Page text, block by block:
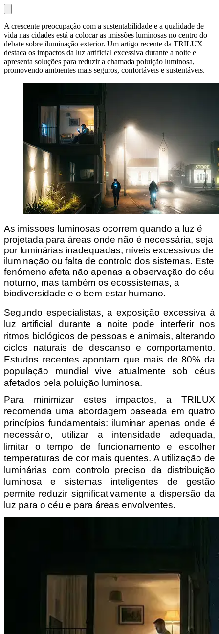
A crescente preocupação com a sustentabilidade e a qualidade de
vida nas cidades está a colocar as imissões luminosas no centro do
debate sobre iluminação exterior. Um artigo recente da TRILUX
destaca os impactos da luz artificial excessiva durante a noite e
apresenta soluções para reduzir a chamada poluição luminosa,
promovendo ambientes mais seguros, confortáveis e sustentáveis.
As imissões luminosas ocorrem quando a luz é
projetada para áreas onde não é necessária, seja
por luminárias inadequadas, níveis excessivos de
iluminação ou falta de controlo dos sistemas. Este
fenómeno afeta não apenas a observação do céu
noturno, mas também os ecossistemas, a
biodiversidade e o bem-estar humano.
Segundo especialistas, a exposição excessiva à
luz artificial durante a noite pode interferir nos
ritmos biológicos de pessoas e animais, alterando
ciclos naturais de descanso e comportamento.
Estudos recentes apontam que mais de 80% da
população mundial vive atualmente sob céus
afetados pela poluição luminosa.
Para minimizar estes impactos, a TRILUX
recomenda uma abordagem baseada em quatro
princípios fundamentais: iluminar apenas onde é
necessário, utilizar a intensidade adequada,
limitar o tempo de funcionamento e escolher
temperaturas de cor mais quentes. A utilização de
luminárias com controlo preciso da distribuição
luminosa e sistemas inteligentes de gestão
permite reduzir significativamente a dispersão da
luz para o céu e para áreas envolventes.